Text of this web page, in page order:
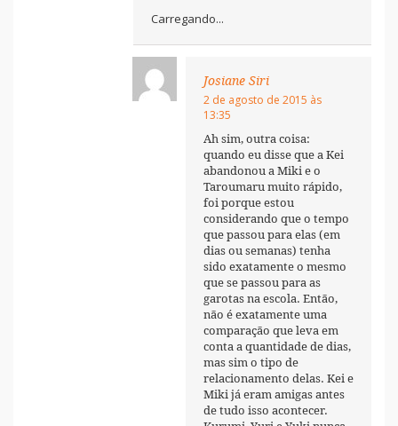
Carregando...
Josiane Siri
2 de agosto de 2015 às
13:35
Ah sim, outra coisa:
quando eu disse que a Kei
abandonou a Miki e o
Taroumaru muito rápido,
foi porque estou
considerando que o tempo
que passou para elas (em
dias ou semanas) tenha
sido exatamente o mesmo
que se passou para as
garotas na escola. Então,
não é exatamente uma
comparação que leva em
conta a quantidade de dias,
mas sim o tipo de
relacionamento delas. Kei e
Miki já eram amigas antes
de tudo isso acontecer.